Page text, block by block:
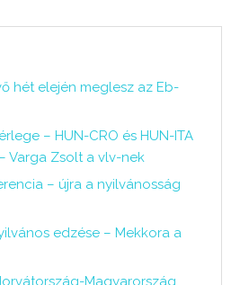
hét elején meglesz az Eb-
– HUN-CRO és HUN-ITA
Varga Zsolt a vlv-nek
– újra a nyilvánosság
edzése – Mekkora a
Magyarország